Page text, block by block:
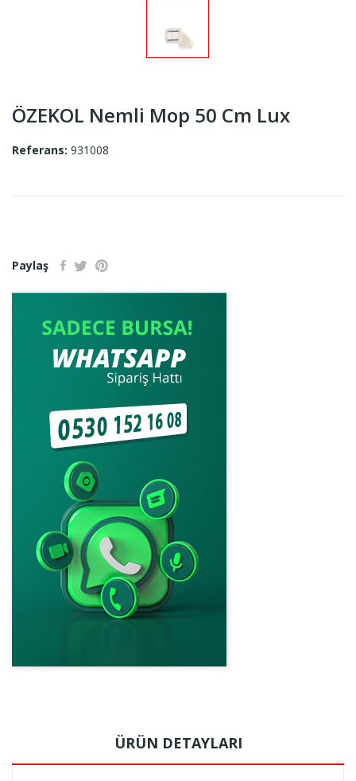
ÖZEKOL Nemli Mop 50 Cm Lux
Referans: 931008
Paylaş
ÜRÜN DETAYLARI